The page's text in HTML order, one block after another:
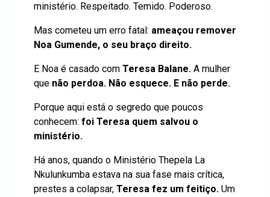
ministério. Respeitado. Temido. Poderoso.
Mas cometeu um erro fatal: ameaçou remover
Noa Gumende, o seu braço direito.
E Noa é casado com Teresa Balane. A mulher
que não perdoa. Não esquece. E não perde.
Porque aqui está o segredo que poucos
conhecem: foi Teresa quem salvou o
ministério.
Há anos, quando o Ministério Thepela La
Nkulunkumba estava na sua fase mais crítica,
prestes a colapsar, Teresa fez um feitiço. Um